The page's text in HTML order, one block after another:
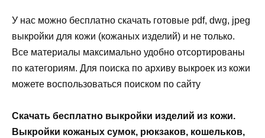
У нас можно бесплатно скачать готовые pdf, dwg, jpeg
выкройки для кожи (кожаных изделий) и не только.
Все материалы максимально удобно отсортированы
по категориям. Для поиска по архиву выкроек из кожи
можете воспользоваться поиском по сайту
Скачать бесплатно выкройки изделий из кожи.
Выкройки кожаных сумок, рюкзаков, кошельков,